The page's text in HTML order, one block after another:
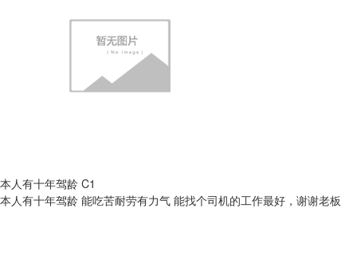
本人有十年驾龄 C1
本人有十年驾龄 能吃苦耐劳有力气 能找个司机的工作最好，谢谢老板